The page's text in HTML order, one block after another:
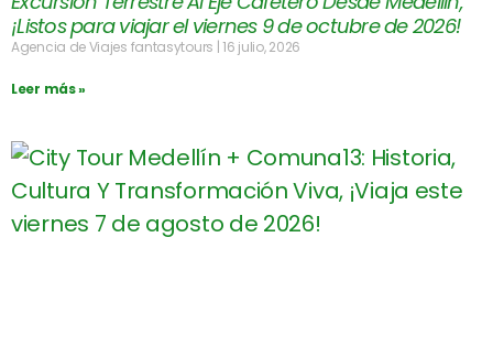
¡Listos para viajar el viernes 9 de octubre de 2026!
Agencia de Viajes fantasytours 16 julio, 2026
Leer más »